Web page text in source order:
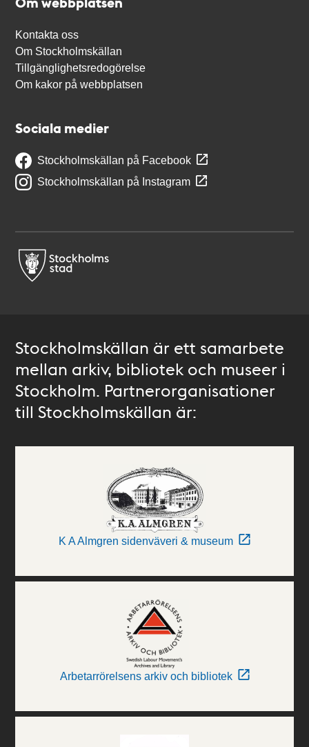
Kontakta oss
Om Stockholmskällan
Tillgänglighetsredogörelse
Om kakor på webbplatsen
Sociala medier
Stockholmskällan på Facebook
Stockholmskällan på Instagram
Stockholmskällan är ett samarbete
mellan arkiv, bibliotek och museer i
Stockholm. Partnerorganisationer
till Stockholmskällan är:
K A Almgren sidenväveri & museum
Arbetarrörelsens arkiv och bibliotek